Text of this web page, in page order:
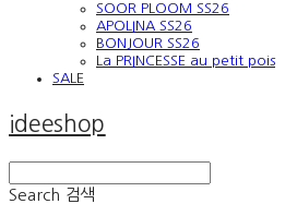
SOOR PLOOM SS26
APOLINA SS26
BONJOUR SS26
La PRINCESSE au petit pois
SALE
ideeshop
Search 검색